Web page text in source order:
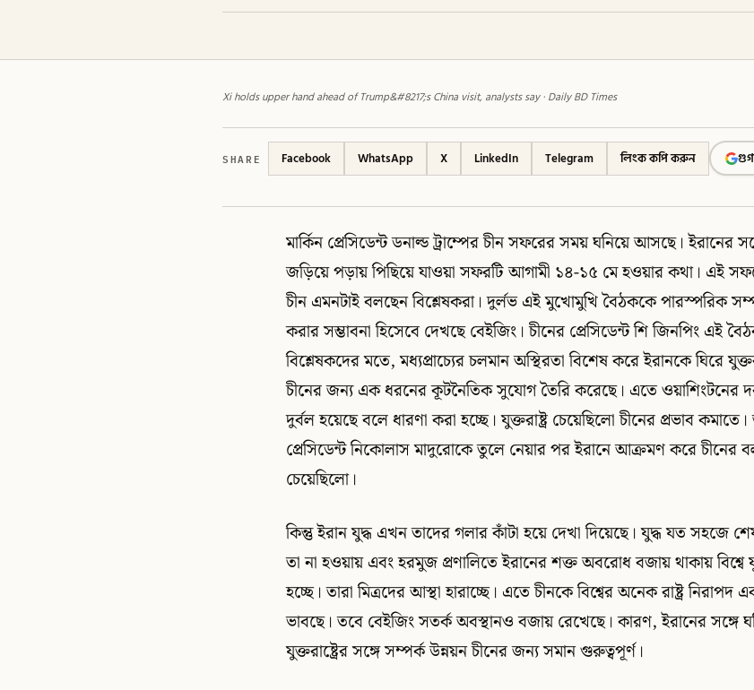
Xi holds upper hand ahead of Trump&#8217;s China visit, analysts say · Daily BD Times
SHARE Facebook WhatsApp X LinkedIn Telegram লিংক কপি করুন
মার্কিন প্রেসিডেন্ট ডনাল্ড ট্রাম্পের চীন সফরের সময় ঘনিয়ে আসছে। ইরানের
জড়িয়ে পড়ায় পিছিয়ে যাওয়া সফরটি আগামী ১৪-১৫ মে হওয়ার কথা। এই
চীন এমনটাই বলছেন বিশ্লেষকরা। দুর্লভ এই মুখোমুখি বৈঠককে পারস্পরিক
করার সম্ভাবনা হিসেবে দেখছে বেইজিং। চীনের প্রেসিডেন্ট শি জিনপিং এই
বিশ্লেষকদের মতে, মধ্যপ্রাচ্যের চলমান অস্থিরতা বিশেষ করে ইরানকে ঘিরে
চীনের জন্য এক ধরনের কূটনৈতিক সুযোগ তৈরি করেছে। এতে ওয়াশিংটনের
দুর্বল হয়েছে বলে ধারণা করা হচ্ছে। যুক্তরাষ্ট্র চেয়েছিলো চীনের প্রভাব
প্রেসিডেন্ট নিকোলাস মাদুরোকে তুলে নেয়ার পর ইরানে আক্রমণ করে
চেয়েছিলো।
কিন্তু ইরান যুদ্ধ এখন তাদের গলার কাঁটা হয়ে দেখা দিয়েছে। যুদ্ধ যত সহজে
তা না হওয়ায় এবং হরমুজ প্রণালিতে ইরানের শক্ত অবরোধ বজায় থাকায় বিশ্বে
হচ্ছে। তারা মিত্রদের আস্থা হারাচ্ছে। এতে চীনকে বিশ্বের অনেক রাষ্ট্র নিরাপদ
ভাবছে। তবে বেইজিং সতর্ক অবস্থানও বজায় রেখেছে। কারণ, ইরানের সঙ্গে
যুক্তরাষ্ট্রের সঙ্গে সম্পর্ক উন্নয়ন চীনের জন্য সমান গুরুত্বপূর্ণ।